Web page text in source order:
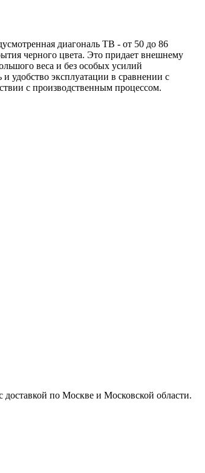
диагональ ТВ - от 50 до 86
черного цвета. Это придает внешнему
веса и без особых усилий
удобство эксплуатации в сравнении с
с производственным процессом.
по Москве и Московской области.